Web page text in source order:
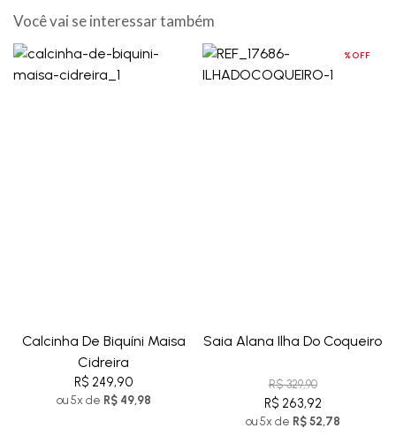
Você vai se interessar também
Calcinha De Biquíni Maisa
Cidreira
R$ 249,90
ou 5x de R$ 49,98
%OFF
Saia Alana Ilha Do Coqueiro
R$ 329,90
R$ 263,92
ou 5x de R$ 52,78